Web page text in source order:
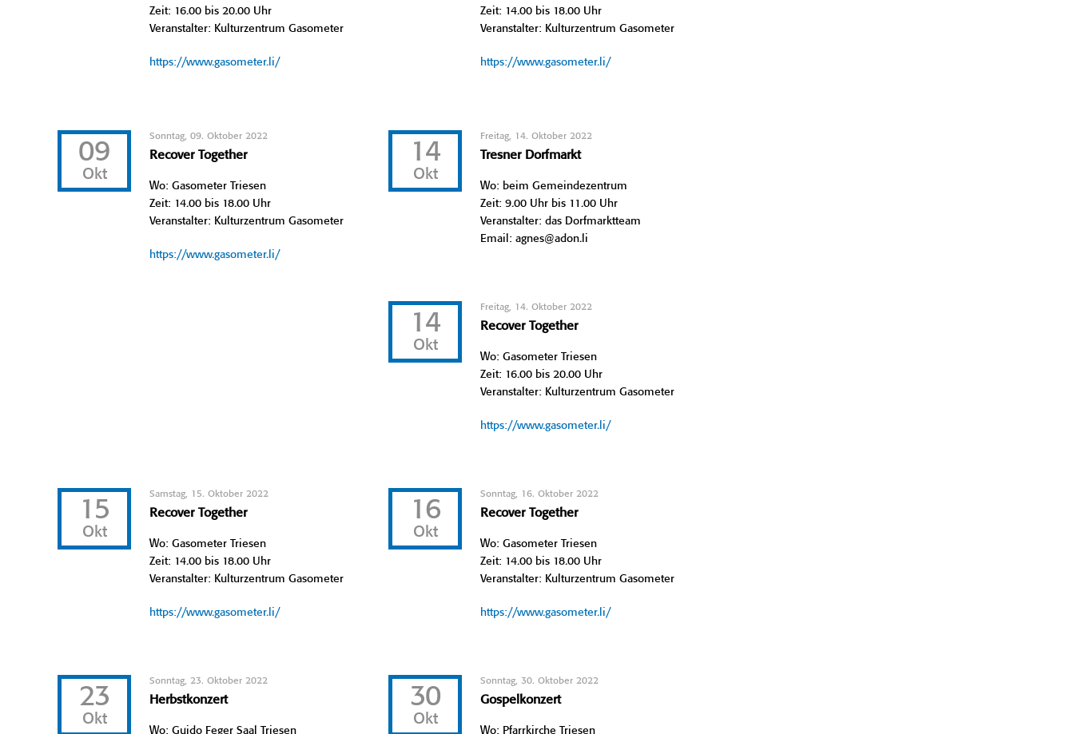
Zeit: 16.00 bis 20.00 Uhr
Veranstalter: Kulturzentrum Gasometer
https://www.gasometer.li/
Zeit: 14.00 bis 18.00 Uhr
Veranstalter: Kulturzentrum Gasometer
https://www.gasometer.li/
09
Okt
Sonntag, 09. Oktober 2022
Recover Together
Wo: Gasometer Triesen
Zeit: 14.00 bis 18.00 Uhr
Veranstalter: Kulturzentrum Gasometer
https://www.gasometer.li/
14
Okt
Freitag, 14. Oktober 2022
Tresner Dorfmarkt
Wo: beim Gemeindezentrum
Zeit: 9.00 Uhr bis 11.00 Uhr
Veranstalter: das Dorfmarktteam
Email: agnes@adon.li
14
Okt
Freitag, 14. Oktober 2022
Recover Together
Wo: Gasometer Triesen
Zeit: 16.00 bis 20.00 Uhr
Veranstalter: Kulturzentrum Gasometer
https://www.gasometer.li/
15
Okt
Samstag, 15. Oktober 2022
Recover Together
Wo: Gasometer Triesen
Zeit: 14.00 bis 18.00 Uhr
Veranstalter: Kulturzentrum Gasometer
https://www.gasometer.li/
16
Okt
Sonntag, 16. Oktober 2022
Recover Together
Wo: Gasometer Triesen
Zeit: 14.00 bis 18.00 Uhr
Veranstalter: Kulturzentrum Gasometer
https://www.gasometer.li/
23
Okt
Sonntag, 23. Oktober 2022
Herbstkonzert
Wo: Guido Feger Saal Triesen
30
Okt
Sonntag, 30. Oktober 2022
Gospelkonzert
Wo: Pfarrkirche Triesen